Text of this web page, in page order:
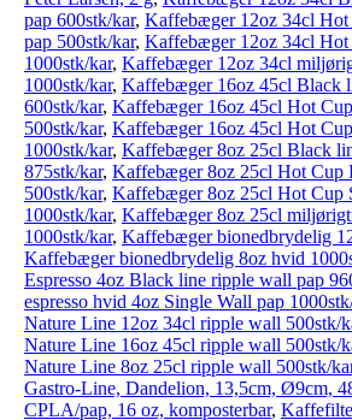
pap 600stk/kar, Kaffebæger 12oz 34cl
pap 500stk/kar, Kaffebæger 12oz 34cl
1000stk/kar, Kaffebæger 12oz 34cl
1000stk/kar, Kaffebæger 16oz 45cl Black
600stk/kar, Kaffebæger 16oz 45cl Hot
500stk/kar, Kaffebæger 16oz 45cl Hot
1000stk/kar, Kaffebæger 8oz 25cl Black
875stk/kar, Kaffebæger 8oz 25cl Hot Cup
500stk/kar, Kaffebæger 8oz 25cl Hot Cup
1000stk/kar, Kaffebæger 8oz 25cl
1000stk/kar, Kaffebæger bionedbrydelig
Kaffebæger bionedbrydelig 8oz hvid
Espresso 4oz Black line ripple wall pap
espresso hvid 4oz Single Wall pap
Nature Line 12oz 34cl ripple wall 500stk/
Nature Line 16oz 45cl ripple wall 500stk/
Nature Line 8oz 25cl ripple wall 500stk/
Gastro-Line, Dandelion, 13,5cm, Ø9cm,
CPLA/pap, 16 oz, komposterbar,